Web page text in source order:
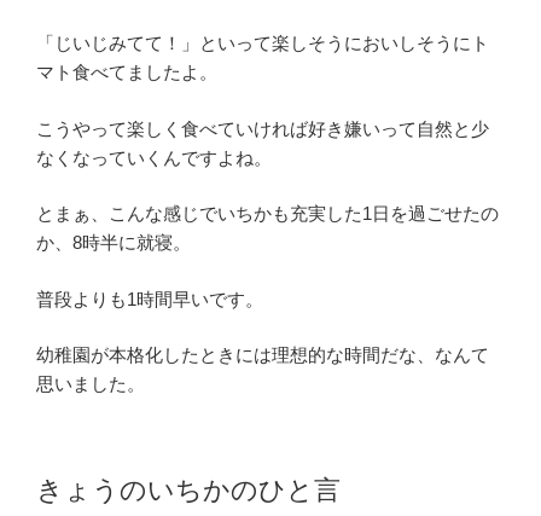
「じいじみてて！」といって楽しそうにおいしそうにト
マト食べてましたよ。
こうやって楽しく食べていければ好き嫌いって自然と少
なくなっていくんですよね。
とまぁ、こんな感じでいちかも充実した1日を過ごせたの
か、8時半に就寝。
普段よりも1時間早いです。
幼稚園が本格化したときには理想的な時間だな、なんて
思いました。
きょうのいちかのひと言